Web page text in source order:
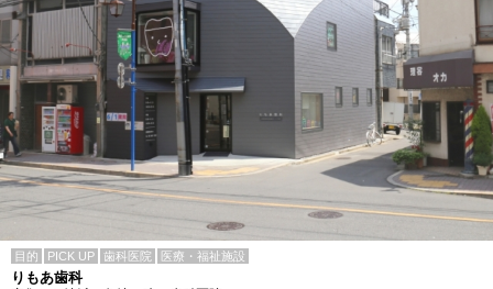
目的 PICK UP 歯科医院 医療・福祉施設
りもあ歯科